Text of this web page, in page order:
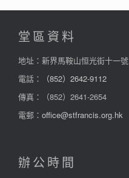
堂區資料
地址：新界馬鞍山恒光街十一號
電話：
（852）2642-9112
傳真：（852）2641-2654
電郵： office@stfrancis.org.hk
辦公時間